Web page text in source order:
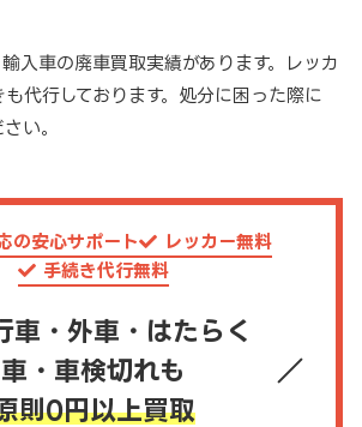
入車の廃車買取実績があります。レッカ
代行しております。処分に困った際に
い。
の安心サポート
レッカー無料
手続き代行無料
車・外車・はたらく
車・車検切れも
則0円以上買取